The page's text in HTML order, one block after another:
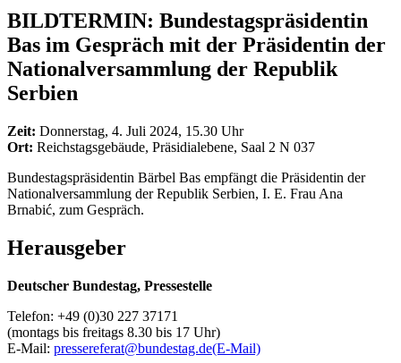
BILDTERMIN: Bundestagspräsidentin
Bas im Gespräch mit der Präsidentin der
Nationalversammlung der Republik
Serbien
Zeit: Donnerstag, 4. Juli 2024, 15.30 Uhr
Ort: Reichstagsgebäude, Präsidialebene, Saal 2 N 037
Bundestagspräsidentin Bärbel Bas empfängt die Präsidentin der
Nationalversammlung der Republik Serbien, I. E. Frau Ana
Brnabić, zum Gespräch.
Herausgeber
Deutscher Bundestag, Pressestelle
Telefon: +49 (0)30 227 37171
(montags bis freitags 8.30 bis 17 Uhr)
E-Mail: pressereferat@bundestag.de(E-Mail)